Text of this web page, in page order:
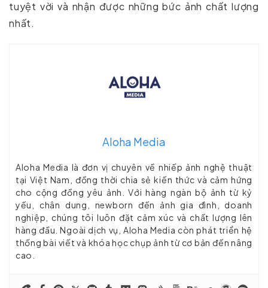
tuyệt vời và nhận được những bức ảnh chất lượng
nhất.
Aloha Media
Aloha Media là đơn vị chuyên về nhiếp ảnh nghệ thuật
tại Việt Nam, đồng thời chia sẻ kiến thức và cảm hứng
cho cộng đồng yêu ảnh. Với hàng ngàn bộ ảnh từ kỷ
yếu, chân dung, newborn đến ảnh gia đình, doanh
nghiệp, chúng tôi luôn đặt cảm xúc và chất lượng lên
hàng đầu. Ngoài dịch vụ, Aloha Media còn phát triển hệ
thống bài viết và khóa học chụp ảnh từ cơ bản đến nâng
cao.